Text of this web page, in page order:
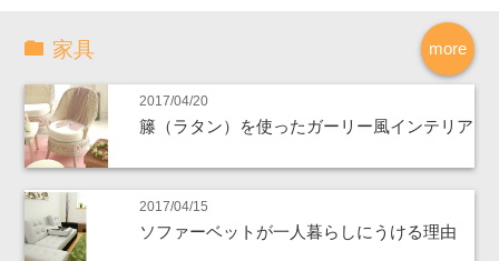
more
家具
2017/04/20
籐（ラタン）を使ったガーリー風インテリア
2017/04/15
ソファーベットが一人暮らしにうける理由